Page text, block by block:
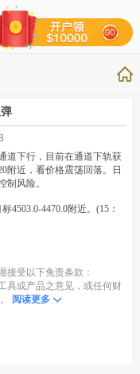
道下行，目前在通道下轨获
附近，看价格震荡回落。日
制风险。
4503.0-4470.0附近。(15：
接受以下免责条款：
具或产品之意见，或任何财
阅读更多